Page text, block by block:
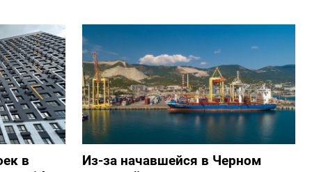
в
Из-за начавшейся в Черном